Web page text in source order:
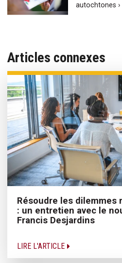
autochtones ›
Articles connexes
Résoudre les dilemmes
: un entretien avec le
Francis Desjardins
LIRE L'ARTICLE